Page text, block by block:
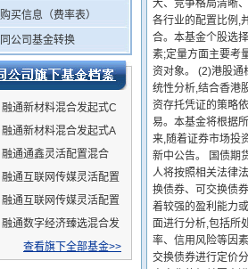
购买信息（费率表）
同公司基金转换
融通新材料混合发起式C
融通新材料混合发起式A
融通通鑫灵活配置混合
融通互联网传媒灵活配置
混合C
融通互联网传媒灵活配置
混合A
融通数字经济臻选混合发
起式A查看旗下全部基金>>
大、竞争格局清晰
各行业的配置比例,
合。本基金个股选
素;定量方面主要考
资对象。 (2)港股通
统性分析,结合香港
资存托凭证的策略
易。本基金将根据
来,随着证券市场投
新中公告。 国债期
人将按照相关法律
换债券、可交换债
着较强的盈利能力
面进行分析,包括所
率、信用风险等因
交换债券进行定价